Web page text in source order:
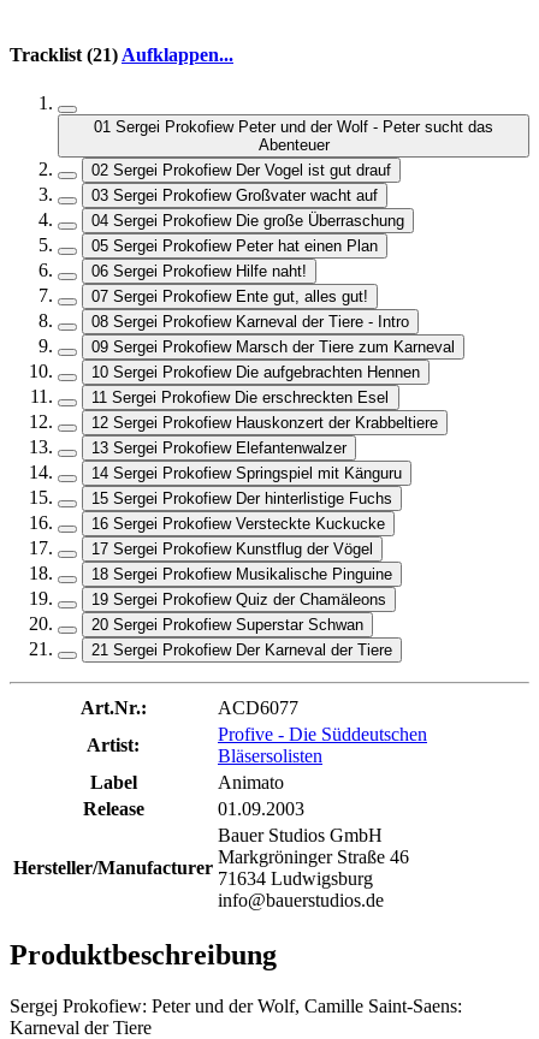
Tracklist (21)Aufklappen...
01 Sergei Prokofiew Peter und der Wolf - Peter sucht das
Abenteuer
02 Sergei Prokofiew Der Vogel ist gut drauf
03 Sergei Prokofiew Großvater wacht auf
04 Sergei Prokofiew Die große Überraschung
05 Sergei Prokofiew Peter hat einen Plan
06 Sergei Prokofiew Hilfe naht!
07 Sergei Prokofiew Ente gut, alles gut!
08 Sergei Prokofiew Karneval der Tiere - Intro
09 Sergei Prokofiew Marsch der Tiere zum Karneval
10 Sergei Prokofiew Die aufgebrachten Hennen
11 Sergei Prokofiew Die erschreckten Esel
12 Sergei Prokofiew Hauskonzert der Krabbeltiere
13 Sergei Prokofiew Elefantenwalzer
14 Sergei Prokofiew Springspiel mit Känguru
15 Sergei Prokofiew Der hinterlistige Fuchs
16 Sergei Prokofiew Versteckte Kuckucke
17 Sergei Prokofiew Kunstflug der Vögel
18 Sergei Prokofiew Musikalische Pinguine
19 Sergei Prokofiew Quiz der Chamäleons
20 Sergei Prokofiew Superstar Schwan
21 Sergei Prokofiew Der Karneval der Tiere
Art.Nr.:
ACD6077
Artist:
Profive - Die Süddeutschen
Bläsersolisten
Label
Animato
Release
01.09.2003
Hersteller/Manufacturer
Bauer Studios GmbH
Markgröninger Straße 46
71634 Ludwigsburg
info@bauerstudios.de
Produktbeschreibung
Sergej Prokofiew: Peter und der Wolf, Camille Saint-Saens:
Karneval der Tiere